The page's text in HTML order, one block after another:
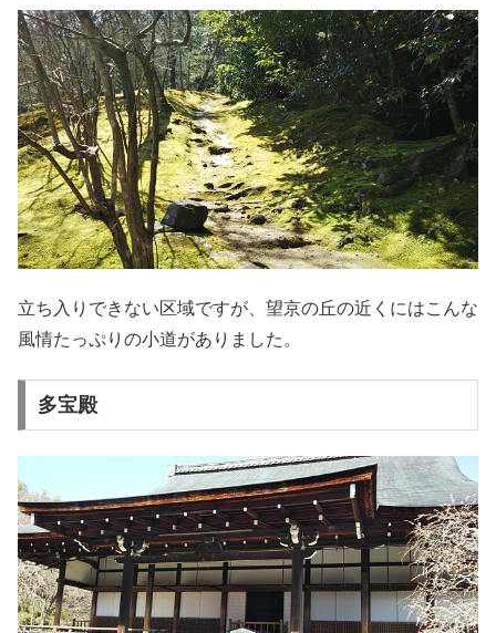
立ち入りできない区域ですが、望京の丘の近くにはこんな
風情たっぷりの小道がありました。
多宝殿